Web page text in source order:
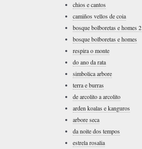
chios e cantos
camiños vellos de coia
bosque bolboretas e homes 2
bosque bolboretas e homes
respira o monte
do ano da rata
simbolica arbore
terra e burras
de arcolito a arcolito
arden koalas e kanguros
arbore seca
da noite dos tempos
estrela rosalia